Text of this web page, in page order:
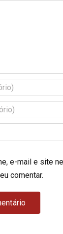
e-mail e site
comentar.